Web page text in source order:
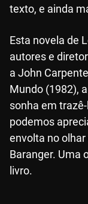
texto, e ainda
Esta novela de
autores e
a John
Mundo (1982),
sonha em
podemos
envolta no
Baranger. Uma
livro.